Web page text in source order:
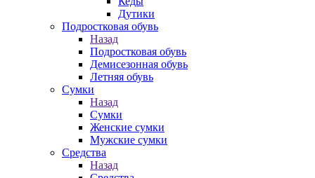
Дутики
Подростковая обувь
Назад
Подростковая обувь
Демисезонная обувь
Летняя обувь
Сумки
Назад
Сумки
Женские сумки
Мужские сумки
Средства
Назад